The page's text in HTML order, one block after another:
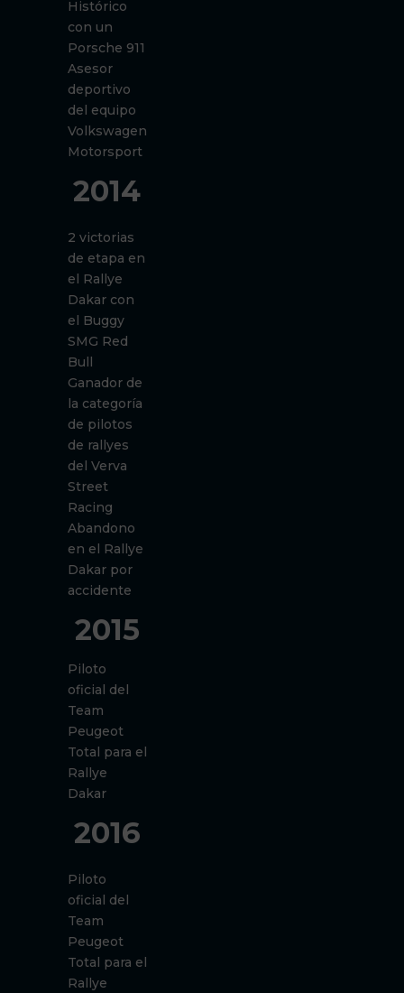
Histórico
con un
Porsche 911
Asesor
deportivo
del equipo
Volkswagen
Motorsport
2014
2 victorias
de etapa en
el Rallye
Dakar con
el Buggy
SMG Red
Bull
Ganador de
la categoría
de pilotos
de rallyes
del Verva
Street
Racing
Abandono
en el Rallye
Dakar por
accidente
2015
Piloto
oficial del
Team
Peugeot
Total para el
Rallye
Dakar
2016
Piloto
oficial del
Team
Peugeot
Total para el
Rallye